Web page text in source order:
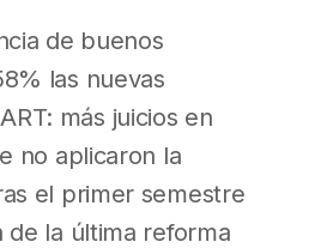
de buenos
las nuevas
más juicios en
no aplicaron la
el primer semestre
de la última reforma